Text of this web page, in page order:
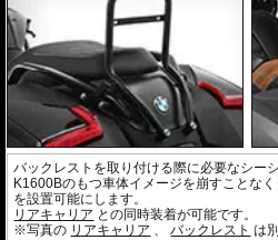
バックレストを取り付ける際に必要なシーシ
K1600Bのもつ車体イメージを崩すことな
を設置可能にします。
リアキャリア との同時装着が可能です。
※写真の リアキャリア 、バックレスト は